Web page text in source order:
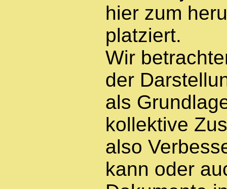
hier zum
platziert.
Wir
der
als
kollektive
also
kann oder